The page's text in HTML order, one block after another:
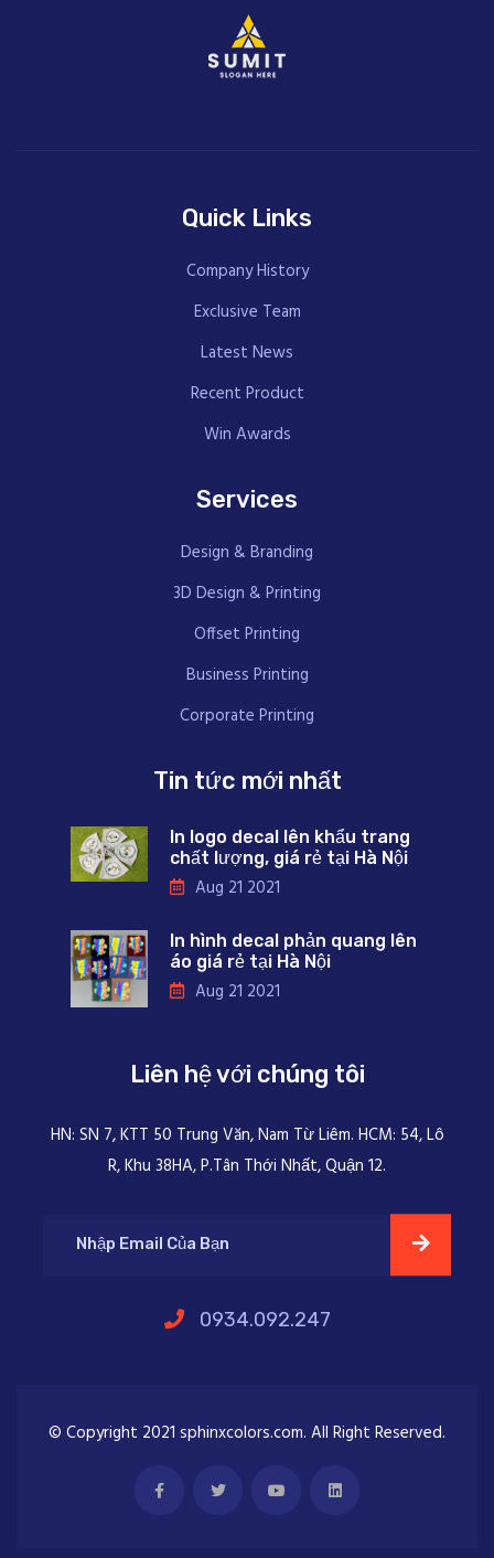
Quick Links
Company History
Exclusive Team
Latest News
Recent Product
Win Awards
Services
Design & Branding
3D Design & Printing
Offset Printing
Business Printing
Corporate Printing
Tin tức mới nhất
In logo decal lên khẩu trang
chất lượng, giá rẻ tại Hà Nội
Aug 21 2021
In hình decal phản quang lên
áo giá rẻ tại Hà Nội
Aug 21 2021
Liên hệ với chúng tôi
HN: SN 7, KTT 50 Trung Văn, Nam Từ Liêm. HCM: 54, Lô
R, Khu 38HA, P.Tân Thới Nhất, Quận 12.
0934.092.247
© Copyright 2021 sphinxcolors.com. All Right Reserved.